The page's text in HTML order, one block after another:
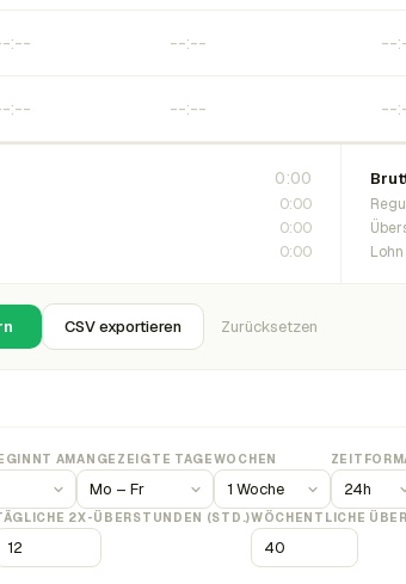
0:00
0:00
0:00
0:00
CSV exportieren Zurücksetzen
AMANGEZEIGTE TAGEWOCHEN
2X-ÜBERSTUNDEN (STD.)WÖCHENTLICHE